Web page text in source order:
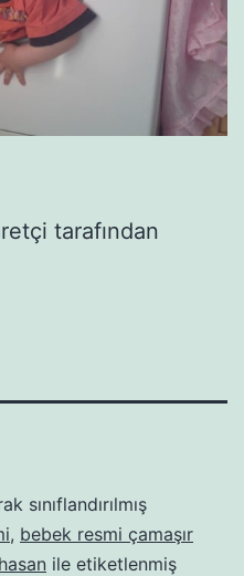
tarafından
sınıflandırılmış
, bebek resmi çamaşır
ile etiketlenmiş